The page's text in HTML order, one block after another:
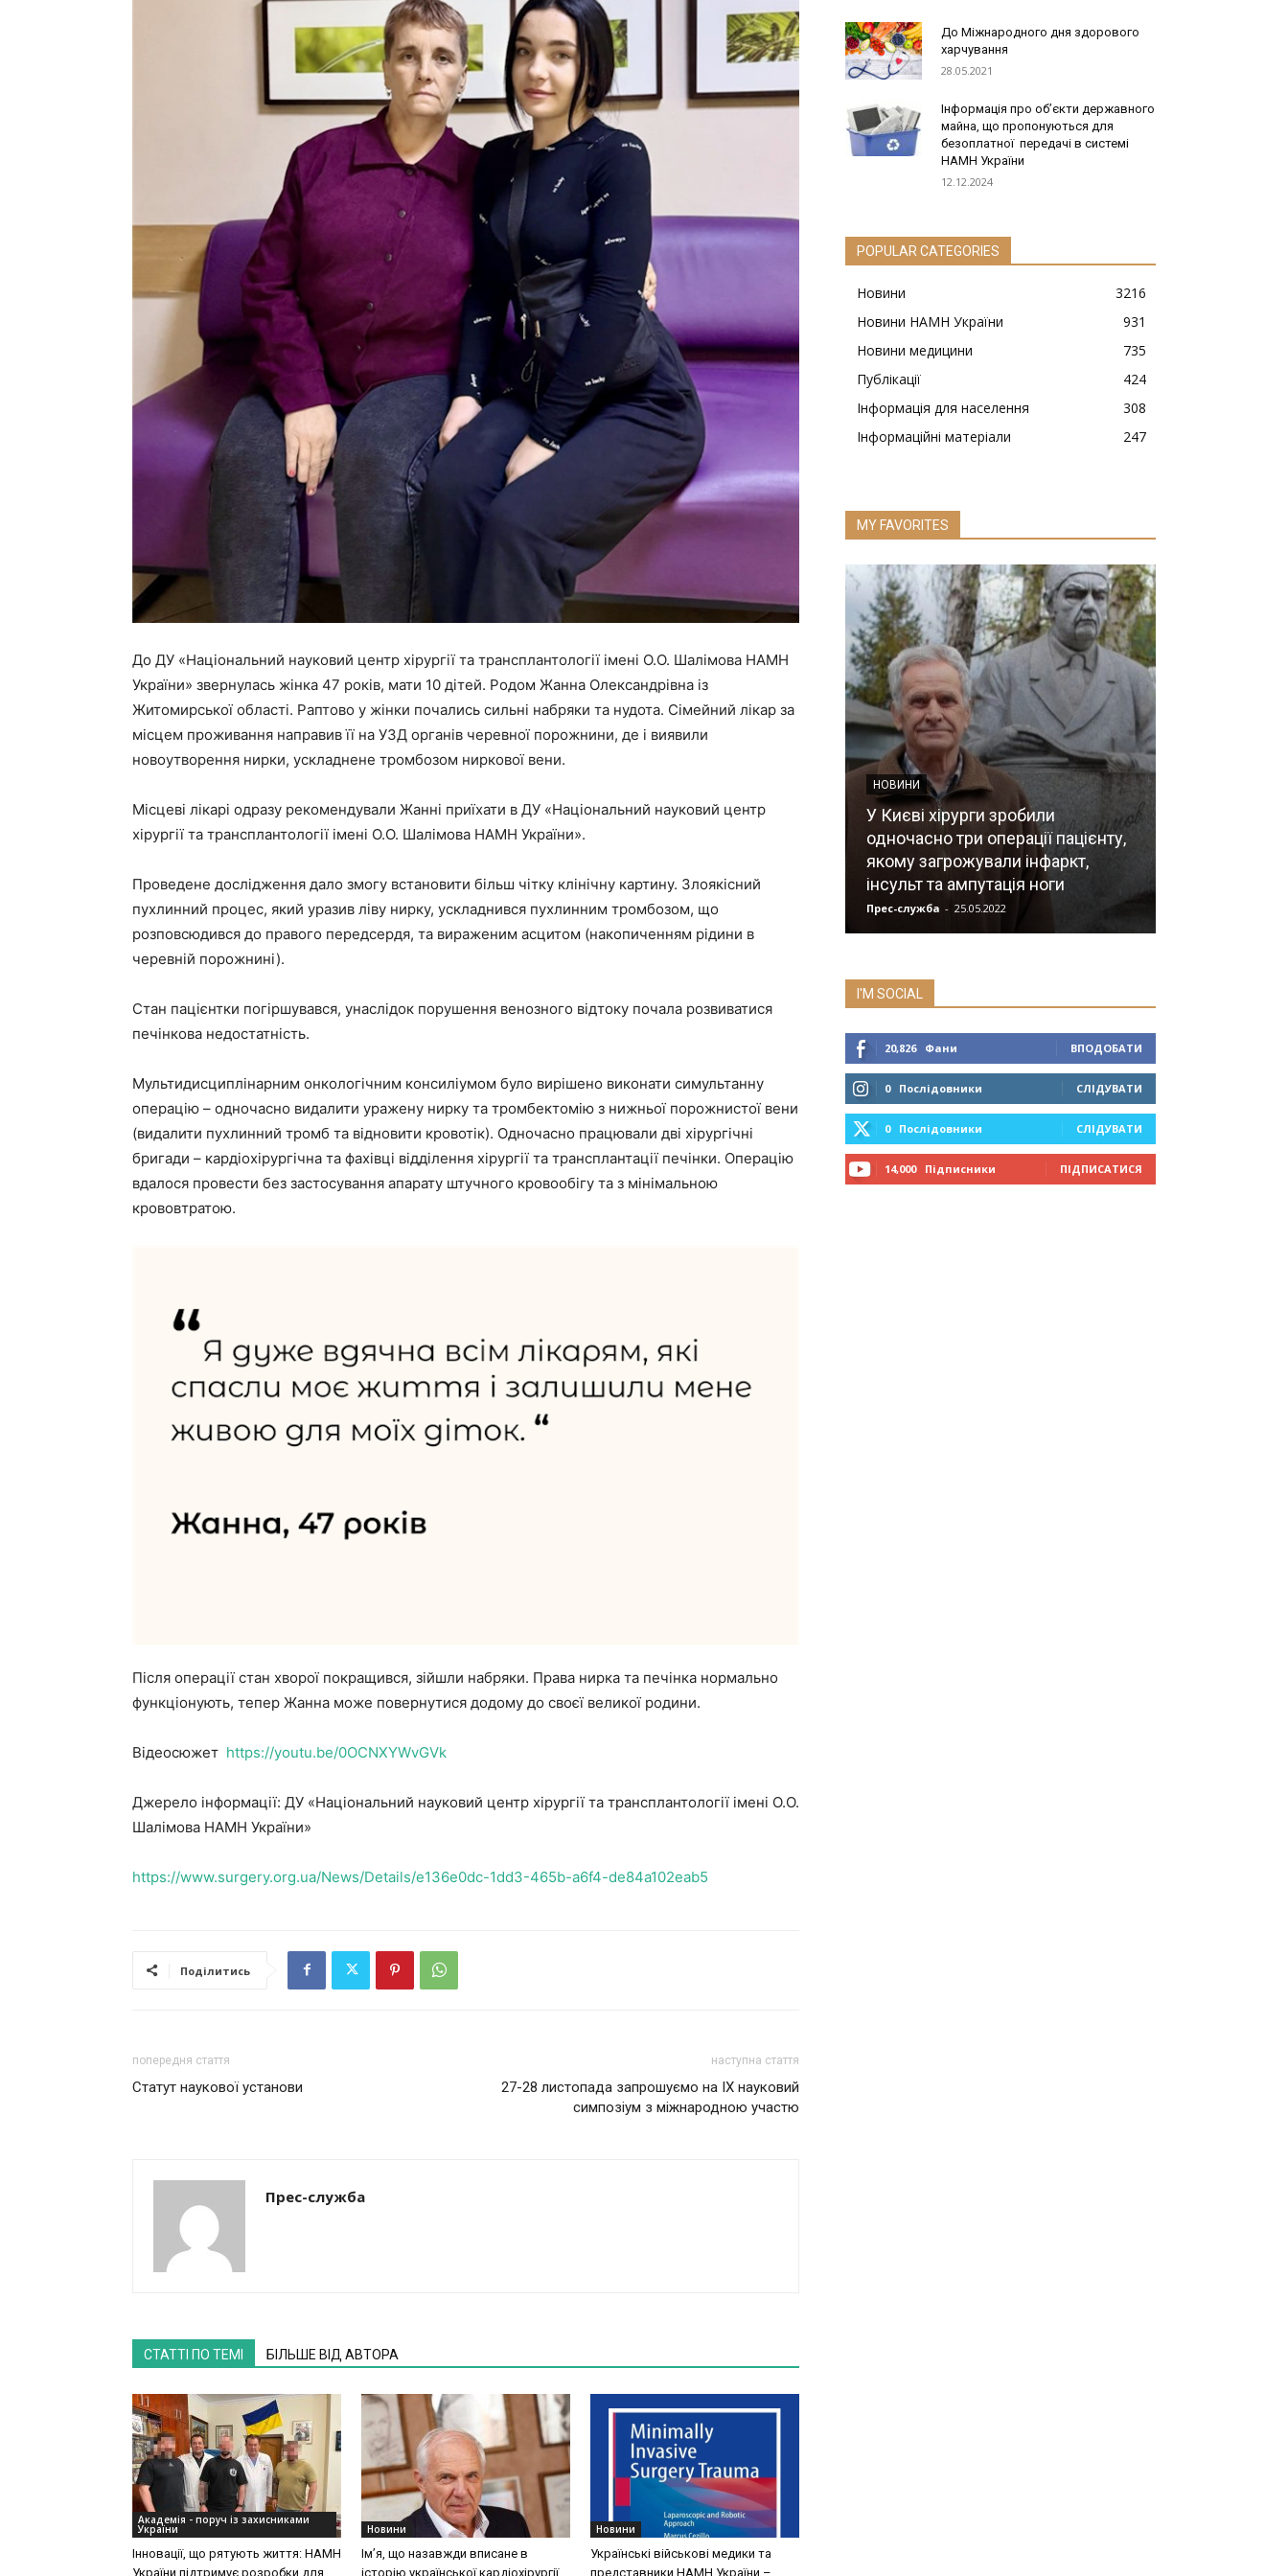
До ДУ «Національний науковий центр хірургії та трансплантології імені О.О. Шалімова НАМН
України» звернулась жінка 47 років, мати 10 дітей. Родом Жанна Олександрівна із
Житомирської області. Раптово у жінки почались сильні набряки та нудота. Сімейний лікар за
місцем проживання направив її на УЗД органів черевної порожнини, де і виявили
новоутворення нирки, ускладнене тромбозом ниркової вени.
Місцеві лікарі одразу рекомендували Жанні приїхати в ДУ «Національний науковий центр
хірургії та трансплантології імені О.О. Шалімова НАМН України».
Проведене дослідження дало змогу встановити більш чітку клінічну картину. Злоякісний
пухлинний процес, який уразив ліву нирку, ускладнився пухлинним тромбозом, що
розповсюдився до правого передсердя, та вираженим асцитом (накопиченням рідини в
черевній порожнині).
Стан пацієнтки погіршувався, унаслідок порушення венозного відтоку почала розвиватися
печінкова недостатність.
Мультидисциплінарним онкологічним консиліумом було вирішено виконати симультанну
операцію – одночасно видалити уражену нирку та тромбектомію з нижньої порожнистої вени
(видалити пухлинний тромб та відновити кровотік). Одночасно працювали дві хірургічні
бригади – кардіохірургічна та фахівці відділення хірургії та трансплантації печінки. Операцію
вдалося провести без застосування апарату штучного кровообігу та з мінімальною
крововтратою.
Після операції стан хворої покращився, зійшли набряки. Права нирка та печінка нормально
функціонують, тепер Жанна може повернутися додому до своєї великої родини.
Відеосюжет https://youtu.be/0OCNXYWvGVk
Джерело інформації: ДУ «Національний науковий центр хірургії та трансплантології імені О.О.
Шалімова НАМН України»
https://www.surgery.org.ua/News/Details/e136e0dc-1dd3-465b-a6f4-de84a102eab5
Поділитись
попередня стаття
Статут наукової установи
наступна стаття
27-28 листопада запрошуємо на IX науковий
симпозіум з міжнародною участю
Прес-служба
СТАТТІ ПО ТЕМІ БІЛЬШЕ ВІД АВТОРА
Академія - поруч із захисниками
України
Інновації, що рятують життя: НАМН
України підтримує розробки для
Новини
Ім’я, що назавжди вписане в
історію української кардіохірургії
Новини
Українські військові медики та
представники НАМН України –
До Міжнародного дня здорового
харчування
28.05.2021
Інформація про об’єкти державного
майна, що пропонуються для
безоплатної передачі в системі
НАМН України
12.12.2024
POPULAR CATEGORIES
Новини
3216
Новини НАМН України
931
Новини медицини
735
Публікації
424
Інформація для населення
308
Інформаційні матеріали
247
MY FAVORITES
НОВИНИ
У Києві хірурги зробили
одночасно три операції пацієнту,
якому загрожували інфаркт,
інсульт та ампутація ноги
Прес-служба - 25.05.2022
I'M SOCIAL
20,826 Фани ВПОДОБАТИ
0 Послідовники СЛІДУВАТИ
0 Послідовники СЛІДУВАТИ
14,000 Підписники ПІДПИСАТИСЯ